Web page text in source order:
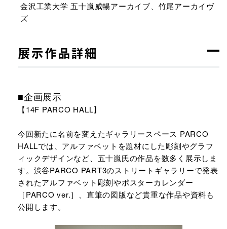
金沢工業大学 五十嵐威暢アーカイブ、竹尾アーカイヴ
ズ
展示作品詳細
■企画展示
【14F PARCO HALL】
今回新たに名前を変えたギャラリースペース PARCO
HALLでは、アルファベットを題材にした彫刻やグラフ
ィックデザインなど、五十嵐氏の作品を数多く展示しま
す。渋谷PARCO PART3のストリートギャラリーで発表
されたアルファベット彫刻やポスターカレンダー
［PARCO ver.］、直筆の図版など貴重な作品や資料も
公開します。